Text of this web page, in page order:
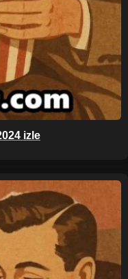
izle